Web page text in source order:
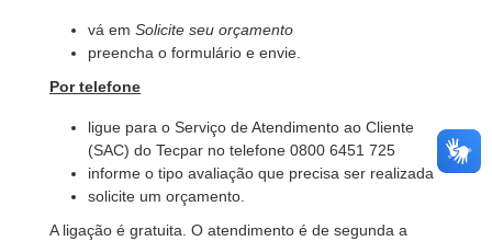
vá em Solicite seu orçamento
preencha o formulário e envie.
Por telefone
ligue para o Serviço de Atendimento ao Cliente
(SAC) do Tecpar no telefone 0800 6451 725
informe o tipo avaliação que precisa ser realizada
solicite um orçamento.
A ligação é gratuita. O atendimento é de segunda a